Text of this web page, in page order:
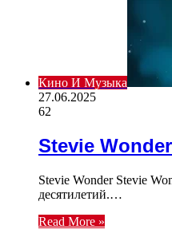
Кино И Музыка
27.06.2025
62
Stevie
Stevie Wonder Stevie
десятилетий.…
Read More »